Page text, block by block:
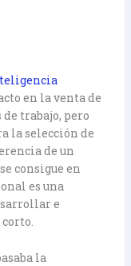
en la venta de
trabajo, pero
la selección de
de un
consigue en
es una
e
la